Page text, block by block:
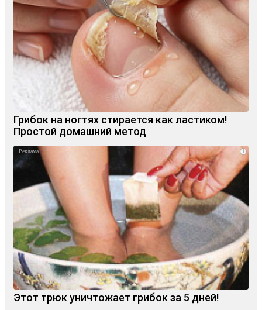
Грибок на ногтях стирается как ластиком!
Простой домашний метод
i
Этот трюк уничтожает грибок за 5 дней!